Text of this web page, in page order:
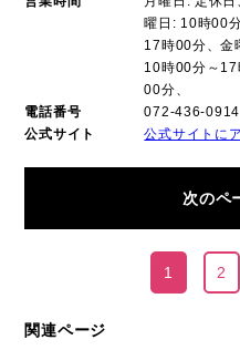
曜日: 10時00
17時00分、金
10時00分～
00分、
電話番号
072-436-0914
公式サイト
公式サイトに
次のペ
1 2
関連ページ